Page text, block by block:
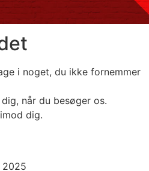
i noget, du ikke fornemmer
når du besøger os.
dig.
2025